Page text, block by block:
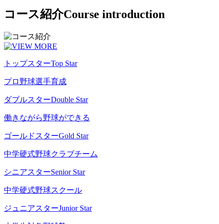
コース紹介Course introduction
トップスターTop Star
プロ野球選手育成
ダブルスターDouble Star
働きながら野球ができる
ゴールドスターGold Star
中学硬式野球クラブチーム
シニアスターSenior Star
中学硬式野球スクール
ジュニアスターJunior Star